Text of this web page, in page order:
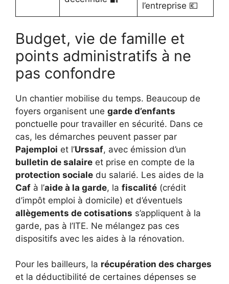
l’entreprise 💶
Budget, vie de famille et
points administratifs à ne
pas confondre
Un chantier mobilise du temps. Beaucoup de
foyers organisent une garde d’enfants
ponctuelle pour travailler en sécurité. Dans ce
cas, les démarches peuvent passer par
Pajemploi et l’Urssaf, avec émission d’un
bulletin de salaire et prise en compte de la
protection sociale du salarié. Les aides de la
Caf à l’aide à la garde, la fiscalité (crédit
d’impôt emploi à domicile) et d’éventuels
allègements de cotisations s’appliquent à la
garde, pas à l’ITE. Ne mélangez pas ces
dispositifs avec les aides à la rénovation.
Pour les bailleurs, la récupération des charges
et la déductibilité de certaines dépenses se